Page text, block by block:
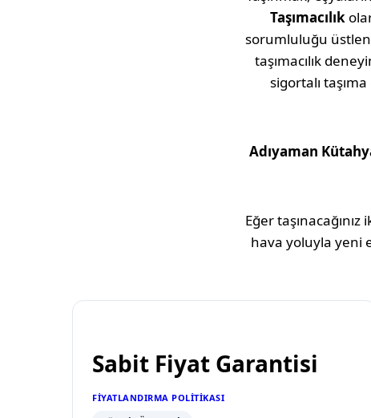
Taşımacılık
sorumluluğu
taşımacılık
sigortalı
Adıyaman
Eğer
hava yoluyla yeni
Sabit Fiyat Garantisi
FIYATLANDIRMA POLITIKASI